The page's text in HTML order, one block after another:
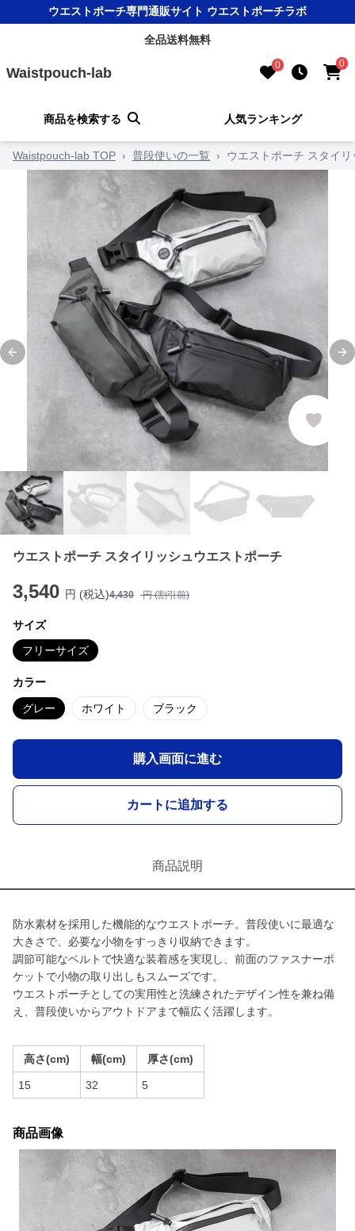
ウエストポーチ専門通販サイト ウエストポーチラボ
全品送料無料
Waistpouch-lab 0 0
商品を検索する 人気ランキング
Waistpouch-lab TOP › 普段使いの一覧 › ウエストポーチ スタイ
Previous slide
ウエストポーチ スタイリッシュウエストポーチ
3,540 円 (税込)4,430 円 (割引前)
サイズ
フリーサイズ
カラー
グレー ホワイト ブラック
購入画面に進む
カートに追加する
商品説明
防水素材を採用した機能的なウエストポーチ。普段使いに最適な
大きさで、必要な小物をすっきり収納できます。
調節可能なベルトで快適な装着感を実現し、前面のファスナーポ
ケットで小物の取り出しもスムーズです。
ウエストポーチとしての実用性と洗練されたデザイン性を兼ね備
え、普段使いからアウトドアまで幅広く活躍します。
高さ(cm) 幅(cm) 厚さ(cm)
15 32 5
商品画像